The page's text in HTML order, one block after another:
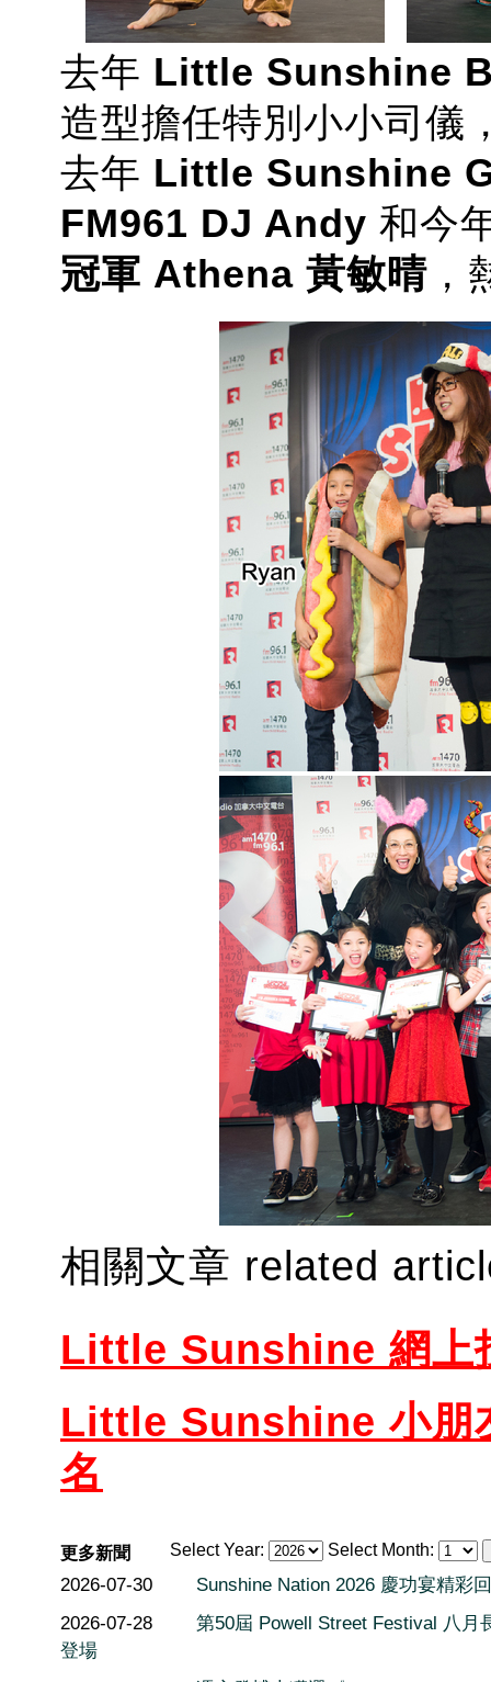
去年 Little Sunshine
造型擔任特別小小司儀
去年 Little Sunshine
FM961 DJ Andy 和今
冠軍 Athena 黃敏晴
相關文章 related
Little Sunshine 網上
Little Sunshine 小朋
名
Select Year: Select Month:
更多新聞
2026-07-30
Sunshine Nation 2026 慶功宴精彩
2026-07-28
第50屆 Powell Street Festival 八月
登場